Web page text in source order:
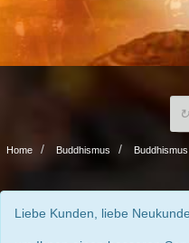
Home Buddhismus
Liebe Kunden, liebe